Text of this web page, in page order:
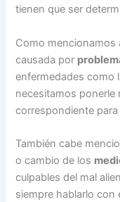
tienen que ser
Como mencionamos
causada por
enfermedades como
necesitamos ponerle
correspondiente
También cabe
o cambio de los
culpables del mal
siempre hablarlo con